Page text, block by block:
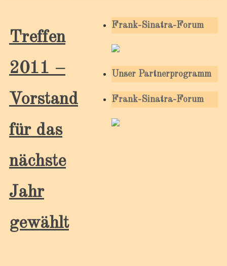
Treffen
2011 –
Vorstand
für das
nächste
Jahr
gewählt
Frank-Sinatra-Forum
Unser Partnerprogramm
Frank-Sinatra-Forum